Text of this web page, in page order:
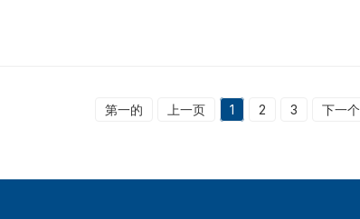
第一的 上一页 1 2 3 下一个